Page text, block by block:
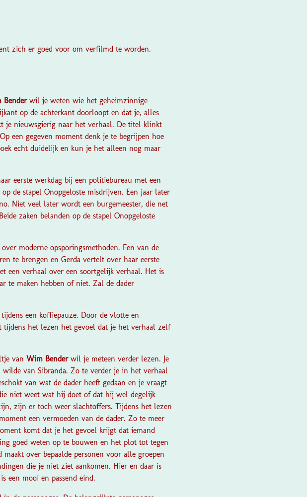
zich er goed voor om verfilmd te worden.
Bender wil je weten wie het geheimzinnige
op de achterkant doorloopt en dat je, alles
je nieuwsgierig naar het verhaal. De titel klinkt
een gegeven moment denk je te begrijpen hoe
echt duidelijk en kun je het alleen nog maar
eerste werkdag bij een politiebureau met een
de stapel Onopgeloste misdrijven. Een jaar later
Niet veel later wordt een burgemeester, die net
zaken belanden op de stapel Onopgeloste
moderne opsporingsmethoden. Een van de
te brengen en Gerda vertelt over haar eerste
een verhaal over een soortgelijk verhaal. Het is
te maken hebben of niet. Zal de dader
een koffiepauze. Door de vlotte en
tijdens het lezen het gevoel dat je het verhaal zelf
van Wim Bender wil je meteen verder lezen. Je
van Sibranda. Zo te verder je in het verhaal
van wat de dader heeft gedaan en je vraagt
niet weet wat hij doet of dat hij wel degelijk
zijn er toch weer slachtoffers. Tijdens het lezen
een vermoeden van de dader. Zo te meer
komt dat je het gevoel krijgt dat iemand
goed weten op te bouwen en het plot tot tegen
over bepaalde personen voor alle groepen
die je niet ziet aankomen. Hier en daar is
een mooi en passend eind.